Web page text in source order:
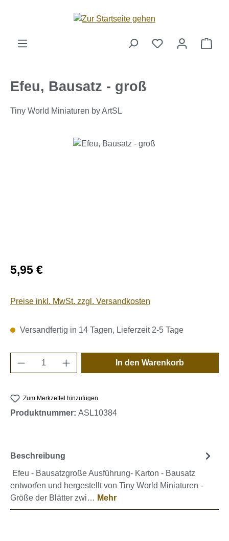
Zum Hauptinhalt springen
Efeu, Bausatz - groß
Tiny World Miniaturen by ArtSL
Bildergalerie überspringen
Regulärer Preis:
5,95 €
Preise inkl. MwSt. zzgl. Versandkosten
Versandfertig in 14 Tagen, Lieferzeit 2-5 Tage
Produkt Anzahl: Gib den gewünschten
In den Warenkorb
Zum Merkzettel hinzufügen
Produktnummer: ASL10384
Beschreibung
Efeu - Bausatzgroße Ausführung- Karton - Bausatz
entworfen und hergestellt von Tiny World Miniaturen -
Größe der Blätter zwi… Mehr